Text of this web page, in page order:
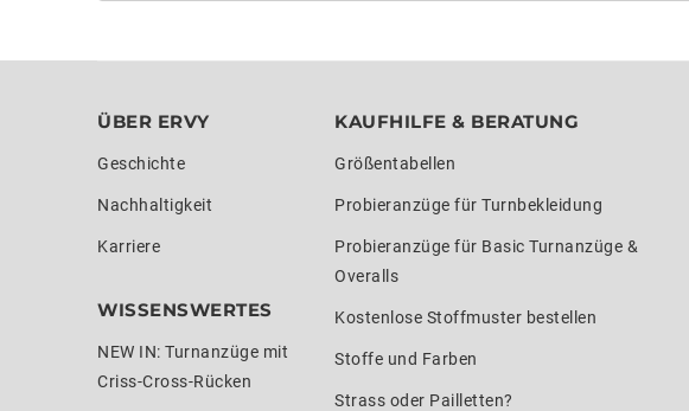
ÜBER ERVY
Geschichte
Nachhaltigkeit
Karriere
WISSENSWERTES
NEW IN: Turnanzüge mit
Criss-Cross-Rücken
KAUFHILFE & BERATUNG
Größentabellen
Probieranzüge für Turnbekleidung
Probieranzüge für Basic Turnanzüge &
Overalls
Kostenlose Stoffmuster bestellen
Stoffe und Farben
Strass oder Pailletten?